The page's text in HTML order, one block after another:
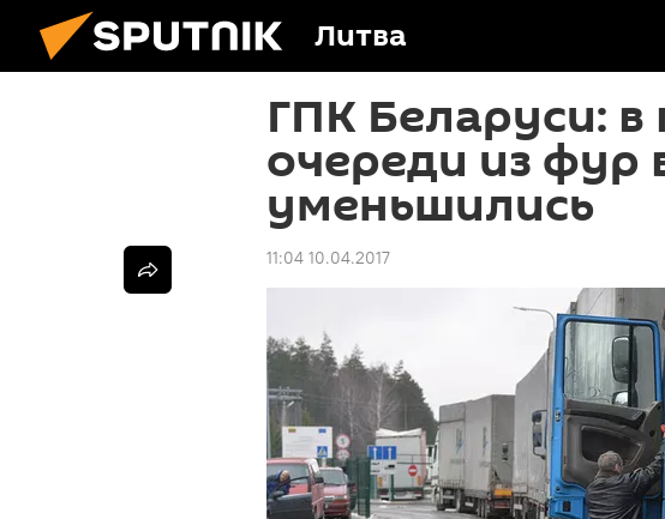
Литва
ГПК Беларуси:
очереди из фур
уменьшились
11:04 10.04.2017